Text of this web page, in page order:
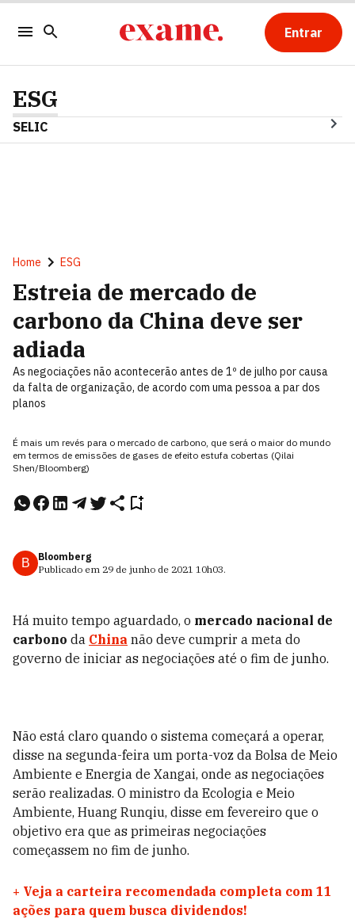
Entrar
ESG
SELIC
Home ESG
Estreia de mercado de
carbono da China deve ser
adiada
As negociações não acontecerão antes de 1º de julho por causa
da falta de organização, de acordo com uma pessoa a par dos
planos
É mais um revés para o mercado de carbono, que será o maior do mundo
em termos de emissões de gases de efeito estufa cobertas (Qilai
Shen/Bloomberg)
B
Bloomberg
Publicado em 29 de junho de 2021 10h03.
Há muito tempo aguardado, o mercado nacional de
carbono da China não deve cumprir a meta do
governo de iniciar as negociações até o fim de junho.
Não está claro quando o sistema começará a operar,
disse na segunda-feira um porta-voz da Bolsa de Meio
Ambiente e Energia de Xangai, onde as negociações
serão realizadas. O ministro da Ecologia e Meio
Ambiente, Huang Runqiu, disse em fevereiro que o
objetivo era que as primeiras negociações
começassem no fim de junho.
+ Veja a carteira recomendada completa com 11
ações para quem busca dividendos!